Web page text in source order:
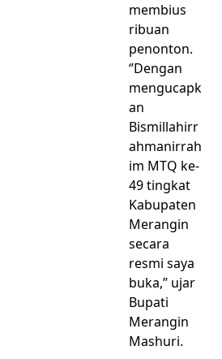
membius
ribuan
penonton.
‘’Dengan
mengucapk
an
Bismillahirr
ahmanirrah
im MTQ ke-
49 tingkat
Kabupaten
Merangin
secara
resmi saya
buka,’’ ujar
Bupati
Merangin
Mashuri.